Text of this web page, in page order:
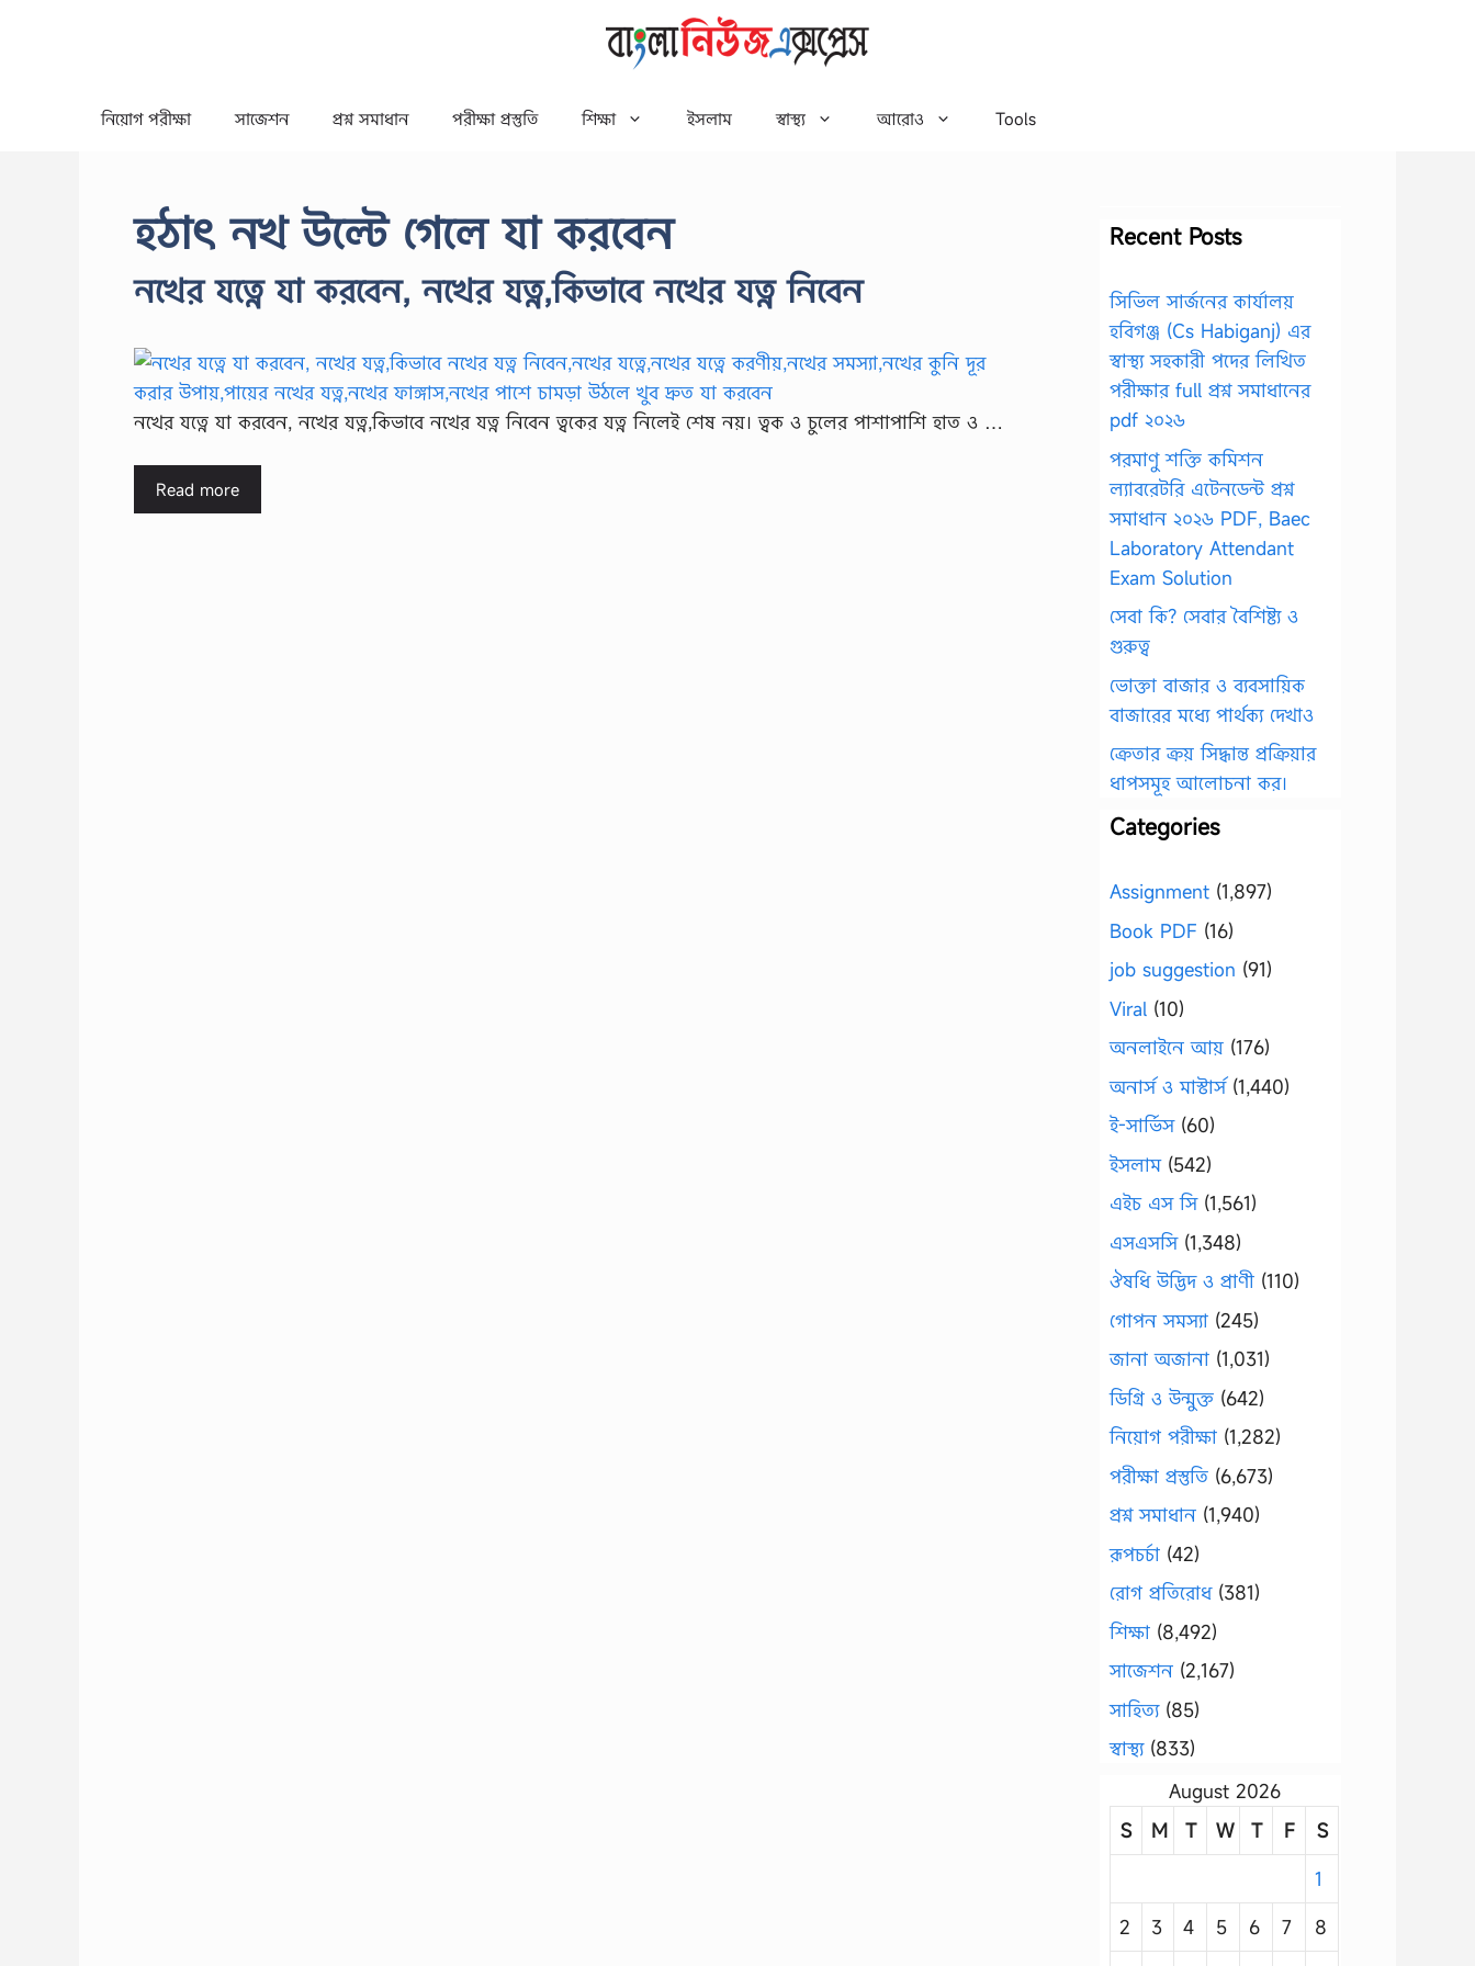
নিয়োগ পরীক্ষা সাজেশন প্রশ্ন সমাধান পরীক্ষা প্রস্তুতি শিক্ষা ইসলাম স্বাস্থ্য আরোও Tools
হঠাৎ নখ উল্টে গেলে যা করবেন
নখের যত্নে যা করবেন, নখের যত্ন,কিভাবে নখের যত্ন নিবেন
নখের যত্নে যা করবেন, নখের যত্ন,কিভাবে নখের যত্ন নিবেন ত্বকের যত্ন নিলেই শেষ নয়। ত্বক ও চুলের পাশাপাশি হাত ও …
Read more
Recent Posts
সিভিল সার্জনের কার্যালয়
হবিগঞ্জ (Cs Habiganj) এর
স্বাস্থ্য সহকারী পদের লিখিত
পরীক্ষার full প্রশ্ন সমাধানের
pdf ২০২৬
পরমাণু শক্তি কমিশন
ল্যাবরেটরি এটেনডেন্ট প্রশ্ন
সমাধান ২০২৬ PDF, Baec
Laboratory Attendant
Exam Solution
সেবা কি? সেবার বৈশিষ্ট্য ও
গুরুত্ব
ভোক্তা বাজার ও ব্যবসায়িক
বাজারের মধ্যে পার্থক্য দেখাও
ক্রেতার ক্রয় সিদ্ধান্ত প্রক্রিয়ার
ধাপসমূহ আলোচনা কর।
Categories
Assignment (1,897)
Book PDF (16)
job suggestion (91)
Viral (10)
অনলাইনে আয় (176)
অনার্স ও মাস্টার্স(1,440)
ই-সার্ভিস(60)
ইসলাম(542)
এইচ এস সি(1,561)
এসএসসি(1,348)
ঔষধি উদ্ভিদ ও প্রাণী (110)
গোপন সমস্যা (245)
জানা অজানা (1,031)
ডিগ্রি ও উন্মুক্ত (642)
নিয়োগ পরীক্ষা (1,282)
পরীক্ষা প্রস্তুতি (6,673)
প্রশ্ন সমাধান (1,940)
রূপচর্চা (42)
রোগ প্রতিরোধ(381)
শিক্ষা (8,492)
সাজেশন (2,167)
সাহিত্য(85)
স্বাস্থ্য(833)
August 2026
S
M T W T F
S
1
2
3 4 5 6 7
8